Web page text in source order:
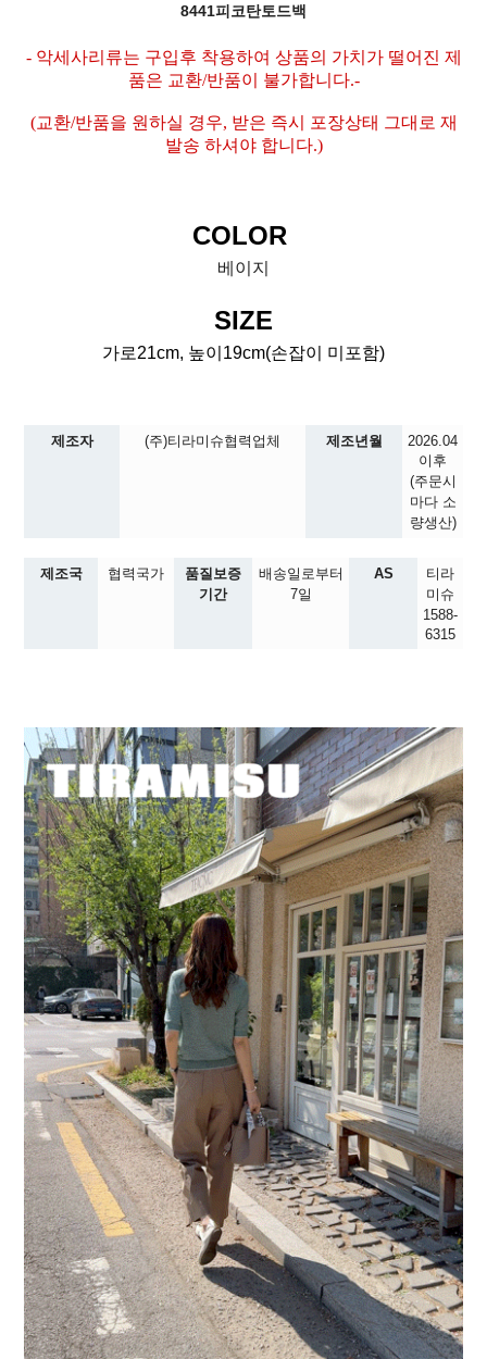
8441피코탄토드백
- 악세사리류는 구입후 착용하여 상품의 가치가 떨어진 제
품은 교환/반품이 불가합니다.-
(교환/반품을 원하실 경우, 받은 즉시 포장상태 그대로 재
발송 하셔야 합니다.)
COLOR
베이지
SIZE
가로21cm, 높이19cm(손잡이 미포함)
제조자 (주)티라미슈협력업체 제조년월
2026.04
이후
(주문시
마다 소
량생산)
제조국 협력국가
품질보증
기간
배송일로부터
7일
AS
티라
미슈
1588-
6315